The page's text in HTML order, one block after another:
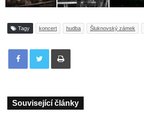
Tagy koncert hudba Šluknovský zámek
Tisknout
Související články